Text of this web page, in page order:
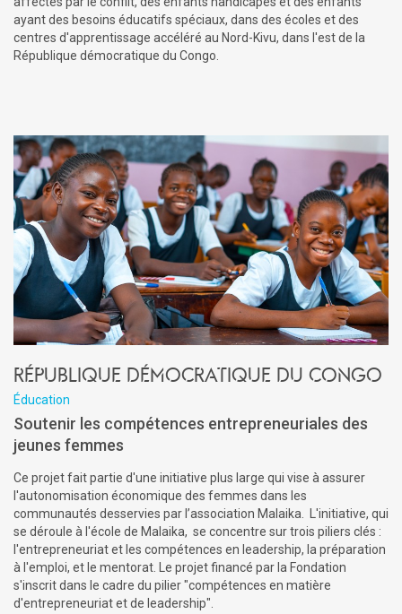
ayant des besoins éducatifs spéciaux, dans des écoles et des
centres d'apprentissage accéléré au Nord-Kivu, dans l'est de la
République démocratique du Congo.
République Démocratique du Congo
Éducation
Soutenir les compétences entrepreneuriales des
jeunes femmes
Ce projet fait partie d'une initiative plus large qui vise à assurer
l'autonomisation économique des femmes dans les
communautés desservies par l’association Malaika. L'initiative, qui
se déroule à l'école de Malaika, se concentre sur trois piliers clés :
l'entrepreneuriat et les compétences en leadership, la préparation
à l'emploi, et le mentorat. Le projet financé par la Fondation
s'inscrit dans le cadre du pilier "compétences en matière
d'entrepreneuriat et de leadership".